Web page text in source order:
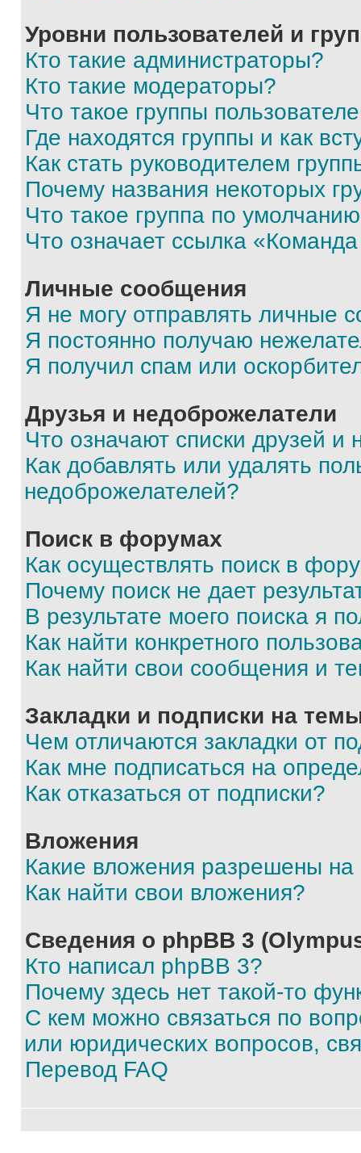
Уровни пользователей и
Кто такие администраторы?
Кто такие модераторы?
Что такое группы
Где находятся группы и как
Как стать руководителем
Почему названия некоторых
Что такое группа по
Что означает ссылка
Личные сообщения
Я не могу отправлять личные
Я постоянно получаю
Я получил спам или
Друзья и недоброжелатели
Что означают списки друзей и
Как добавлять или удалять
недоброжелателей?
Поиск в форумах
Как осуществлять поиск в
Почему поиск не дает
В результате моего поиска я
Как найти конкретного
Как найти свои сообщения и
Закладки и подписки на
Чем отличаются закладки от
Как мне подписаться на
Как отказаться от подписки?
Вложения
Какие вложения разрешены
Как найти свои вложения?
Сведения о phpBB 3
Кто написал phpBB 3?
Почему здесь нет такой-то
С кем можно связаться по
или юридических вопросов,
Перевод FAQ